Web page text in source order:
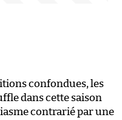
confondues, les
dans cette saison
contrarié par une